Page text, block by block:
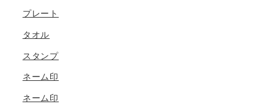
プレート
タオル
スタンプ
ネーム印
ネーム印